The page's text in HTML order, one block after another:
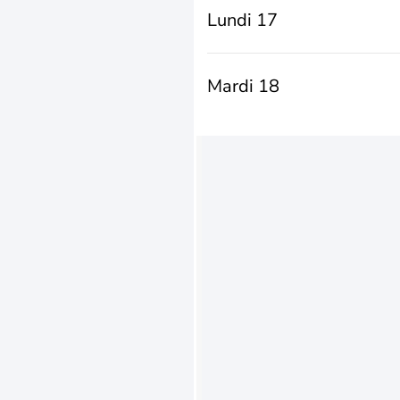
Lundi 17
Mardi 18